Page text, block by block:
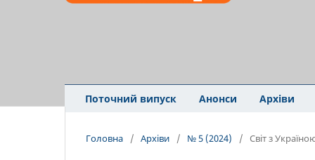
Поточний випуск Анонси Архіви
Головна / Архіви / № 5 (2024) / Світ з